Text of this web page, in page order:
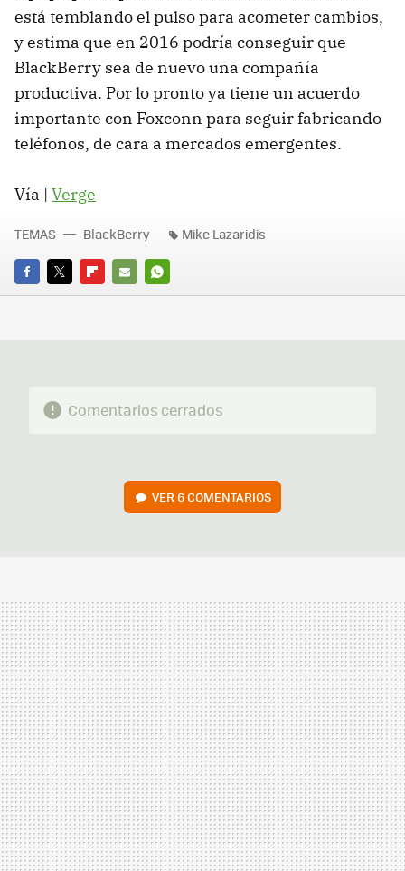
está temblando el pulso para acometer cambios,
y estima que en 2016 podría conseguir que
BlackBerry sea de nuevo una compañía
productiva. Por lo pronto ya tiene un acuerdo
importante con Foxconn para seguir fabricando
teléfonos, de cara a mercados emergentes.
Vía | Verge
FACEBOOK
TWITTERFLIPBOARD
E-
WHATSAPP
TEMAS BlackBerry Mike Lazaridis
Comentarios cerrados
VER6 COMENTARIOS